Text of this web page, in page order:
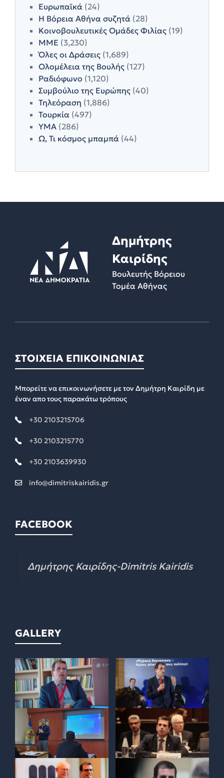
Ευρωπαϊκά (24)
Η Βόρεια Αθήνα συζητά (28)
Κοινοβουλευτικές Ομάδες Φιλίας (19)
ΜΜΕ (3,230)
Όλες οι Δράσεις (1,689)
Ολομέλεια της Βουλής (127)
Ραδιόφωνο (1,120)
Συμβούλιο της Ευρώπης (40)
Τηλεόραση (1,886)
Τουρκία (497)
ΥΜΑ (286)
Ω, Τι κόσμος μπαμπά (44)
Δημήτρης
Καιρίδης
Βουλευτής Βόρειου
Τομέα Αθήνας
ΣΤΟΙΧΕΙΑ ΕΠΙΚΟΙΝΩΝΙΑΣ
Μπορείτε να επικοινωνήσετε με τον Δημήτρη Καιρίδη με
έναν απο τους παρακάτω τρόπους
+30 2103215706
+30 2103215770
+30 2103639930
info@dimitriskairidis.gr
FACEBOOK
Δημήτρης Καιρίδης-Dimitris Kairidis
GALLERY